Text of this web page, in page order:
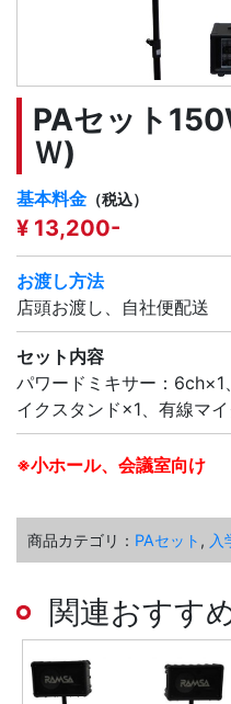
PAセット
Ｗ)
基本料金 （税込）
¥ 13,200-
お渡し方法
店頭お渡し、自社便配送
セット内容
パワードミキサー：
イクスタンド×1、有線マ
※小ホール、会議室向け
商品カテゴリ： PAセット , 入
関連おすす